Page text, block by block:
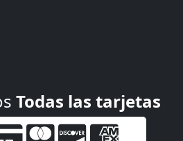
Todas las tarjetas